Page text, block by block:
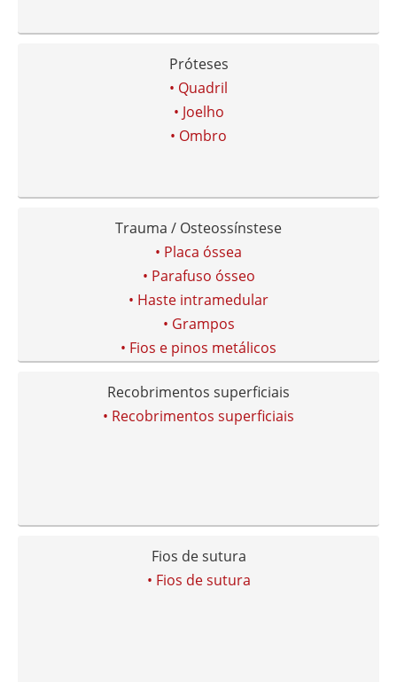
Próteses
• Quadril
• Joelho
• Ombro
Trauma / Osteossínstese
• Placa óssea
• Parafuso ósseo
• Haste intramedular
• Grampos
• Fios e pinos metálicos
Recobrimentos superficiais
• Recobrimentos superficiais
Fios de sutura
• Fios de sutura